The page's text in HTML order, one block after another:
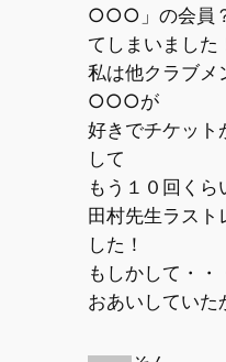
○○○」の会員
てしまいました
私は他クラブメ
○○○が
好きでチケット
して
もう１０回くら
田村先生ラスト
した！
もしかして・・
おあいしていた